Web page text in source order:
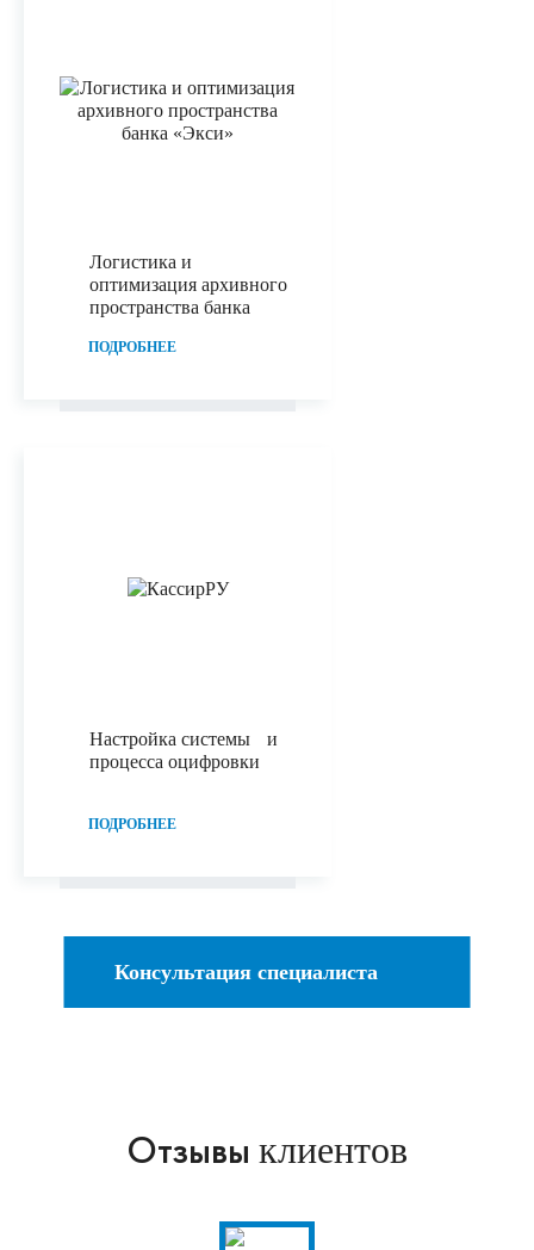
Консультация специалиста
Логистика и
оптимизация архивного
пространства банка
ПОДРОБНЕЕ
Настройка системы и
процесса оцифровки
ПОДРОБНЕЕ
Отзывы клиентов